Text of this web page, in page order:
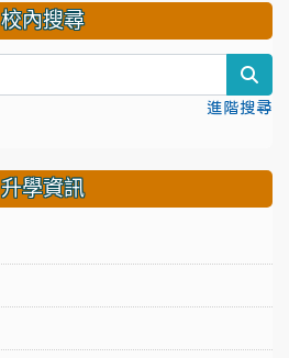
校內搜尋
進階搜尋
升學資訊